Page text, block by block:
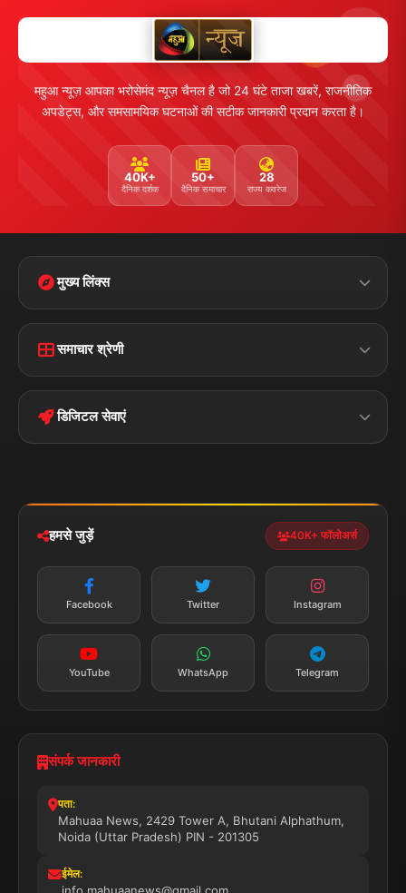
महुआ न्यूज़ आपका भरोसेमंद न्यूज़ चैनल है जो 24 घंटे ताजा खबरें, राजनीतिक
अपडेट्स, और समसामयिक घटनाओं की सटीक जानकारी प्रदान करता है।
40K+
दैनिक दर्शक
50+
दैनिक समाचार
28
राज्य कवरेज
मुख्य लिंक्स
Disclaimer
Terms &
Privacy Policy
समाचार श्रेणी
पॉलिटिकल झारखण्ड
डिजिटल सेवाएं
न्यूज़ अलर्ट
सब्सक्राइब करें
हमसे जुड़ें 40K+ फॉलोअर्स
Facebook Twitter Instagram
YouTube WhatsApp Telegram
संपर्क जानकारी
पता:
Mahuaa News, 2429 Tower A, Bhutani Alphathum,
Noida (Uttar Pradesh) PIN - 201305
ईमेल: